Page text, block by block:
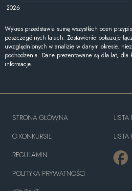
2026
Wykres przedstawia sumę wszystkich ocen
poszczególnych latach. Zestawienie pokazuje
uwzględnionych w analizie w danym okresie,
pochodzenia. Dane prezentowane są dla lat, dla
informacje.
STRONA GŁÓWNA
O KONKURSIE
REGULAMIN
POLITYKA PRYWATNOŚCI
LISTA
LISTA